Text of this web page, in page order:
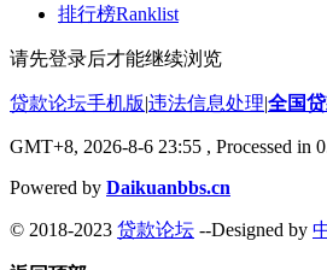
排行榜Ranklist
请先登录后才能继续浏览
贷款论坛手机版|违法信息处理|全国
GMT+8, 2026-8-6 23:55 , Processed in
Powered by Daikuanbbs.cn
© 2018-2023 贷款论坛 --Designed by